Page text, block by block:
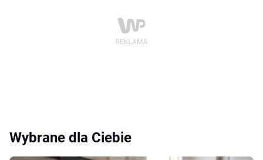
Wybrane dla Ciebie